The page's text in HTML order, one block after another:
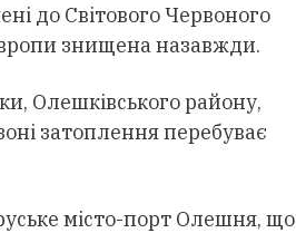
до Світового Червоного
знищена назавжди.
Олешківського району,
затоплення перебуває
місто-порт Олешня, що